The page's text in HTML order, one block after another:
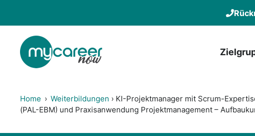
springen
Home › Weiterbildungen › KI-Projektmanager mit Scrum-
(PAL-EBM) und Praxisanwendung Projektmanagement –